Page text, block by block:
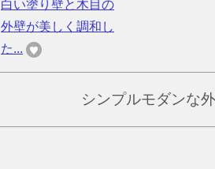
白い塗り壁と木目の
外壁が美しく調和し
た...
シンプルモダンな